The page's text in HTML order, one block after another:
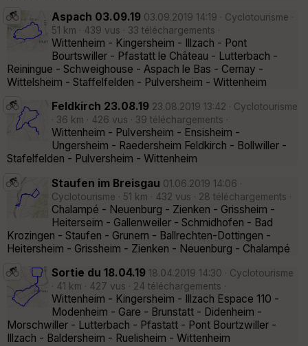
Aspach 03.09.19 03.09.2019 14:19 · Cyclotourisme ·
51 km · 439 vus · 33 téléchargements ·
Wittenheim - Kingersheim - Illzach - Pont
Bourtswiller - Pfastatt le Château - Lutterbach -
Reiningue - Schweighouse - Aspach le Bas - Cernay -
Wittelsheim - Staffelfelden - Pulversheim - Wittenheim
Feldkirch 23.08.19 23.08.2019 13:42 · Cyclotourisme
· 36 km · 426 vus · 39 téléchargements ·
Wittenheim - Pulversheim - Ensisheim -
Ungersheim - Raedersheim Feldkirch - Bollwiller -
Stafelfelden - Pulversheim - Wittenheim
Staufen im Breisgau 01.06.2019 14:06 ·
Cyclotourisme · 51 km · 432 vus · 28 téléchargements ·
Chalampé - Neuenburg - Zienken - Grissheim -
Heiterseim - Gallenweiler - Schmidhofen - Bad
Krozingen - Staufen - Grunern - Ballrechten-Dottingen -
Heitersheim - Grissheim - Zienken - Neuenburg - Chalampé
Sortie du 18.04.19 18.04.2019 14:30 · Cyclotourisme
· 41 km · 427 vus · 24 téléchargements ·
Wittenheim - Kingersheim - Illzach Espace 110 -
Modenheim - Gare - Brunstatt - Didenheim -
Morschwiller - Lutterbach - Pfastatt - Pont Bourtzwiller -
Illzach - Baldersheim - Ruelisheim - Wittenheim